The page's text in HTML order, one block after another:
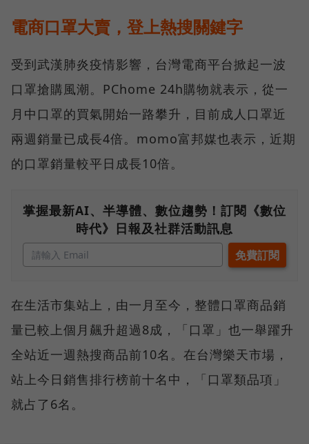
電商口罩大賣，登上熱搜關鍵字
受到武漢肺炎疫情影響，台灣電商平台掀起一波
口罩搶購風潮。PChome 24h購物就表示，從一
月中口罩的買氣開始一路攀升，目前成人口罩近
兩週銷量已成長4倍。momo富邦媒也表示，近期
的口罩銷量較平日成長10倍。
掌握最新AI、半導體、數位趨勢！訂閱《數位
時代》日報及社群活動訊息
在生活市集站上，由一月至今，整體口罩商品銷
量已較上個月飆升超過8成，「口罩」也一舉躍升
全站近一週熱搜商品前10名。在台灣樂天市場，
站上今日銷售排行榜前十名中，「口罩類品項」
就占了6名。